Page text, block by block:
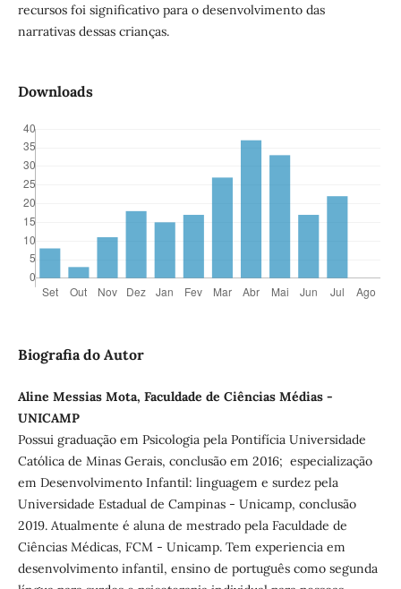
recursos foi significativo para o desenvolvimento das
narrativas dessas crianças.
Downloads
Biografia do Autor
Aline Messias Mota, Faculdade de Ciências Médias -
UNICAMP
Possui graduação em Psicologia pela Pontifícia Universidade
Católica de Minas Gerais, conclusão em 2016; especialização
em Desenvolvimento Infantil: linguagem e surdez pela
Universidade Estadual de Campinas - Unicamp, conclusão
2019. Atualmente é aluna de mestrado pela Faculdade de
Ciências Médicas, FCM - Unicamp. Tem experiencia em
desenvolvimento infantil, ensino de português como segunda